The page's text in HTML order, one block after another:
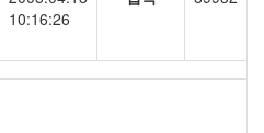
10:16:26